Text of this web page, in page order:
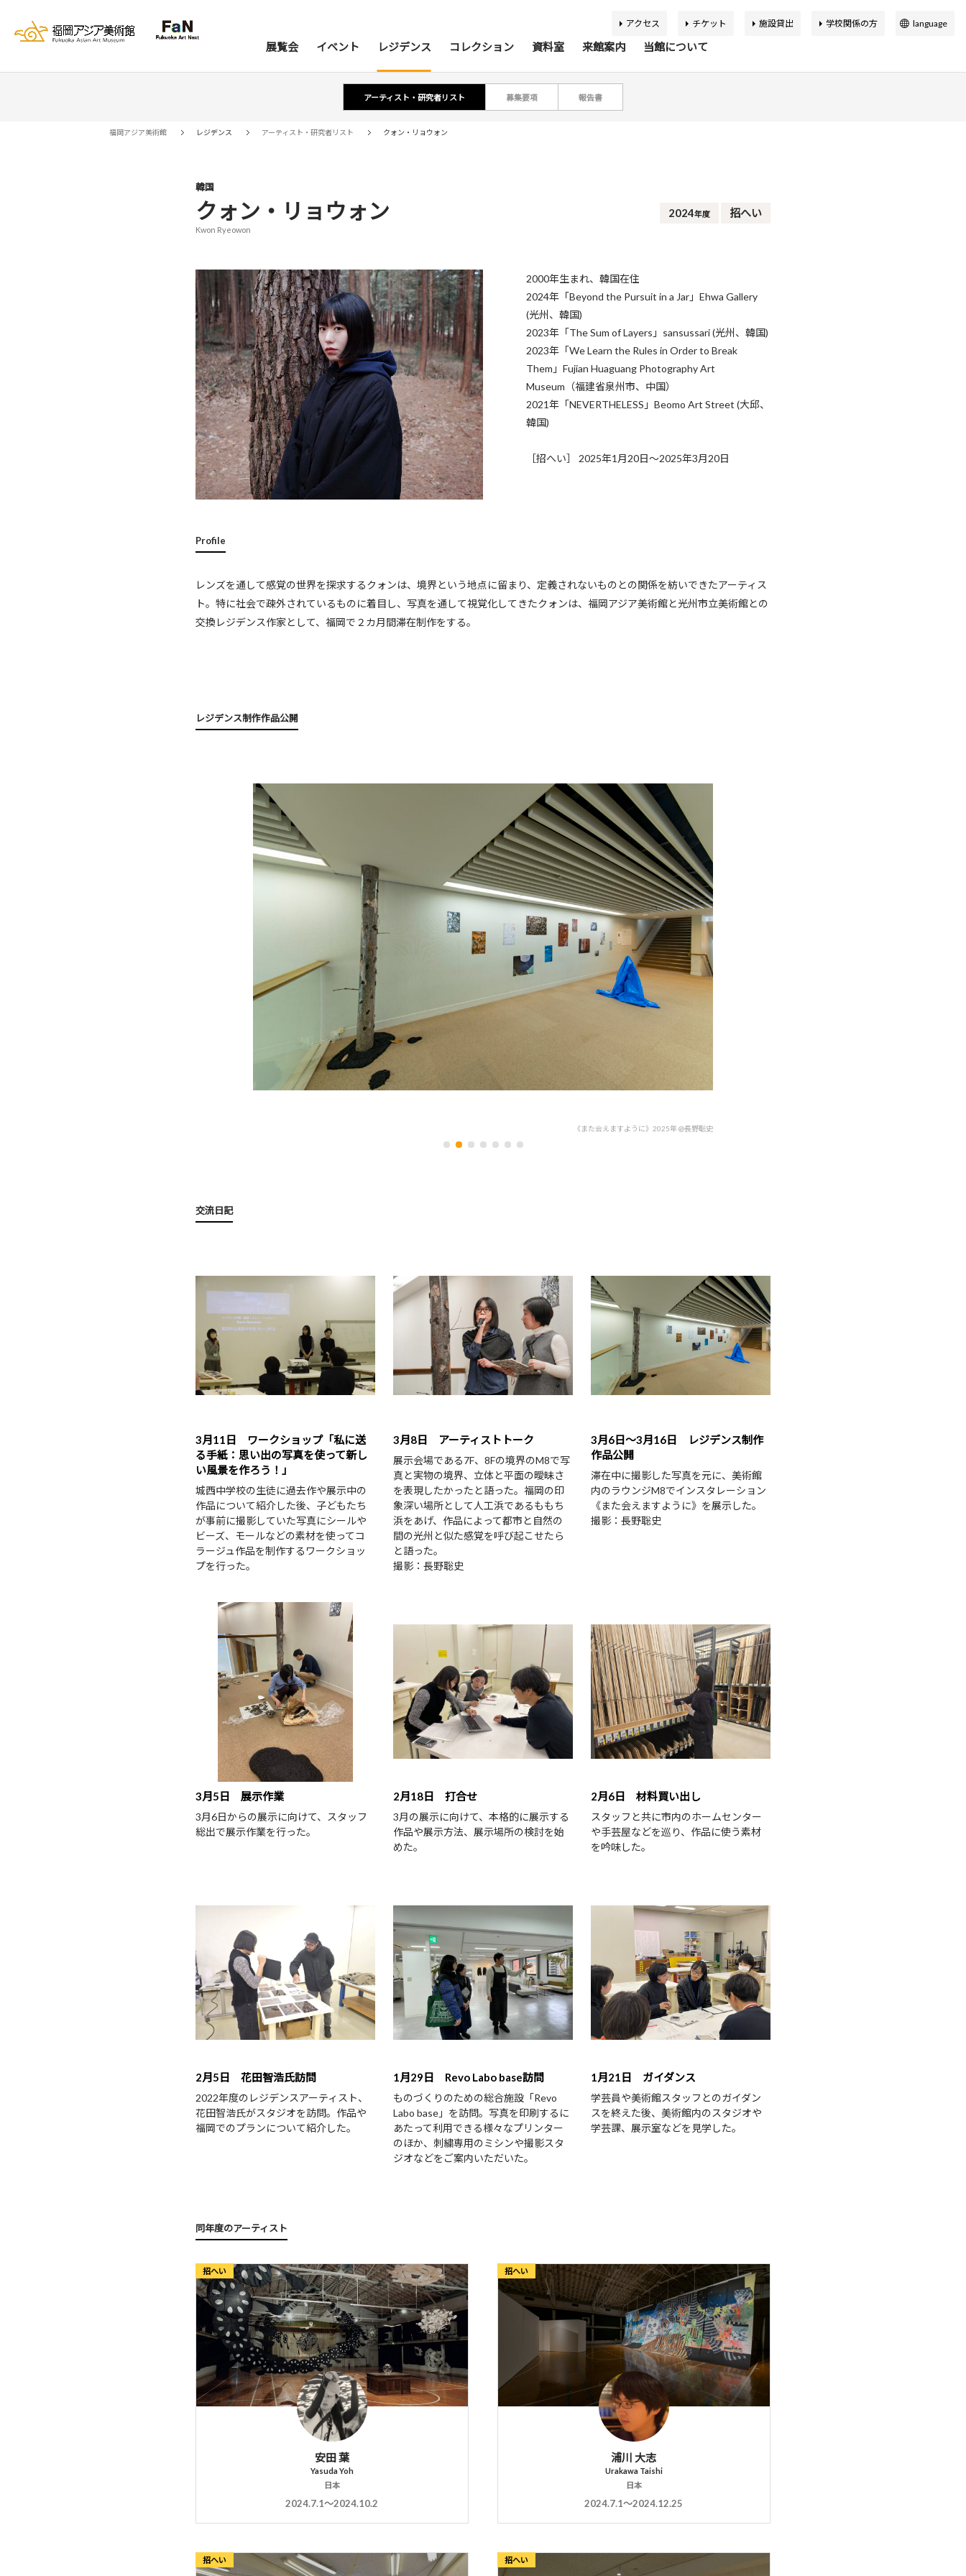
展覧会 イベント レジデンス コレクション 資料室 来館案内
利用案内 アートカフェ＆ショップ
施設貸出
当館について
基本理念 アジア美術館の歩み
あじびの楽しみ方
アクセス チケット 施設貸出 学校関係の方
language
アーティスト・研究者リスト 募集要項 報告書
福岡アジア美術館 レジデンス アーティスト・研究者リスト クォン・リョウォン
韓国
クォン・リョウォン
Kwon Ryeowon
2024年度 招へい
2000年生まれ、韓国在住
2024年「Beyond the Pursuit in a Jar」Ehwa Gallery
(光州、韓国)
2023年「The Sum of Layers」sansussari (光州、韓国)
2023年「We Learn the Rules in Order to Break
Them」Fujian Huaguang Photography Art
Museum（福建省泉州市、中国）
2021年「NEVERTHELESS」Beomo Art Street (大邱、
韓国)
［招へい］ 2025年1月20日〜2025年3月20日
Profile
レンズを通して感覚の世界を探求するクォンは、境界という地点に留まり、定義されないものとの関係を紡いできたアーティス
ト。特に社会で疎外されているものに着目し、写真を通して視覚化してきたクォンは、福岡アジア美術館と光州市立美術館との
交換レジデンス作家として、福岡で２カ月間滞在制作をする。
レジデンス制作作品公開
《また会えますように》2025年 @長野聡史
交流日記
3月11日 ワークショップ「私に送
る手紙：思い出の写真を使って新し
い風景を作ろう！」
城西中学校の生徒に過去作や展示中の
作品について紹介した後、子どもたち
が事前に撮影していた写真にシールや
ビーズ、モールなどの素材を使ってコ
ラージュ作品を制作するワークショッ
プを行った。
3月8日 アーティストトーク
展示会場である7F、8Fの境界のM8で写
真と実物の境界、立体と平面の曖昧さ
を表現したかったと語った。福岡の印
象深い場所として人工浜であるももち
浜をあげ、作品によって都市と自然の
間の光州と似た感覚を呼び起こせたら
と語った。
撮影：長野聡史
3月6日～3月16日 レジデンス制作
作品公開
滞在中に撮影した写真を元に、美術館
内のラウンジM8でインスタレーション
《また会えますように》を展示した。
撮影：長野聡史
3月5日 展示作業
3月6日からの展示に向けて、スタッフ
総出で展示作業を行った。
2月18日 打合せ
3月の展示に向けて、本格的に展示する
作品や展示方法、展示場所の検討を始
めた。
2月6日 材料買い出し
スタッフと共に市内のホームセンター
や手芸屋などを巡り、作品に使う素材
を吟味した。
2月5日 花田智浩氏訪問
2022年度のレジデンスアーティスト、
花田智浩氏がスタジオを訪問。作品や
福岡でのプランについて紹介した。
1月29日 Revo Labo base訪問
ものづくりのための総合施設「Revo
Labo base」を訪問。写真を印刷するに
あたって利用できる様々なプリンター
のほか、刺繍専用のミシンや撮影スタ
ジオなどをご案内いただいた。
1月21日 ガイダンス
学芸員や美術館スタッフとのガイダン
スを終えた後、美術館内のスタジオや
学芸課、展示室などを見学した。
同年度のアーティスト
招へい
安田 葉
Yasuda Yoh
日本
2024.7.1〜2024.10.2
招へい
浦川 大志
Urakawa Taishi
日本
2024.7.1〜2024.12.25
招へい 招へい